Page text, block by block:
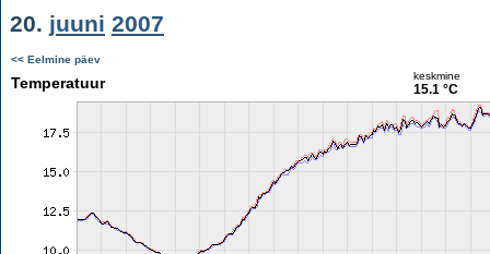
20. juuni 2007
<< Eelmine päev
Temperatuur keskmine
15.1 °C